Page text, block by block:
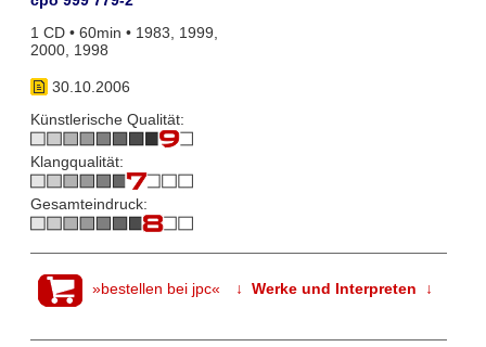
1 CD • 60min • 1983, 1999,
2000, 1998
30.10.2006
Künstlerische Qualität:
Klangqualität:
Gesamteindruck:
»bestellen bei jpc« ↓ Werke und Interpreten ↓